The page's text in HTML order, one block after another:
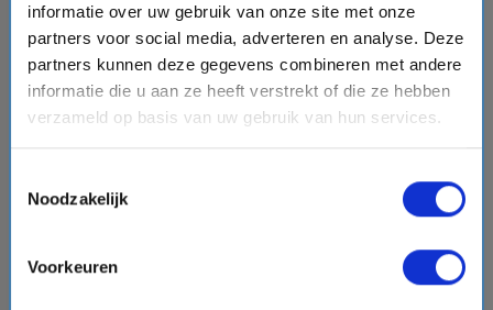
informatie over uw gebruik van onze site met onze
partners voor social media, adverteren en analyse. Deze
partners kunnen deze gegevens combineren met andere
informatie die u aan ze heeft verstrekt of die ze hebben
verzameld op basis van uw gebruik van hun services.
Noodzakelijk
Voorkeuren
v.a.€3145,-p.p.
+flight
Bekijk cruisechevron_right